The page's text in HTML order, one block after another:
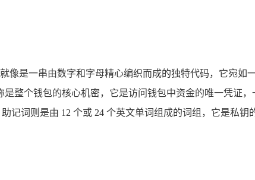
像是一串由数字和字母精心编织而成的独特代码，它宛如
整个钱包的核心机密，它是访问钱包中资金的唯一凭证
记词则是由 12 个或 24 个英文单词组成的词组，它是私